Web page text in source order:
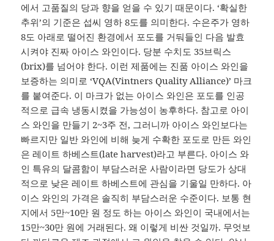
에서 고품질의 당과 향을 얻을 수 있기 때문이다. ‘확실한
추위’의 기준은 섭씨 영하 8도를 의미한다. 수은주가 영하
8도 아래로 떨어진 환경에서 포도를 거둬들인 다음 발효
시켜야 진짜 아이스 와인이다. 당분 수치도 35브릭스
(brix)를 넘어야 한다. 이런 제품에는 진품 아이스 와인을
보증하는 의미로 ‘VQA(Vintners Quality Alliance)’ 마크
를 붙여준다. 이 마크가 없는 아이스 와인은 포도를 인공
적으로 급속 냉동시켰을 가능성이 농후하다. 참고로 아이
스 와인을 만들기 2~3주 전, 그러니까 아이스 와인보다는
빠르지만 일반 와인에 비해 늦게 수확한 포도로 만든 와인
은 레이트 하베스트(late harvest)라고 부른다. 아이스 와
인 특유의 달콤함이 부담스러운 사람이라면 당도가 상대
적으로 낮은 레이트 하베스트에 관심을 기울일 만하다. 아
이스 와인의 가격은 솔직히 부담스러운 수준이다. 보통 현
지에서 5만~10만 원 정도 하는 아이스 와인이 국내에서는
15만~30만 원에 거래된다. 왜 이렇게 비싼 것일까. 무엇보